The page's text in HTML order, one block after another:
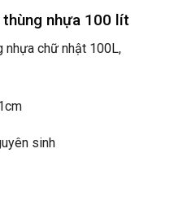
thùng nhựa 100 lít
nhựa chữ nhật 100L,
sinh